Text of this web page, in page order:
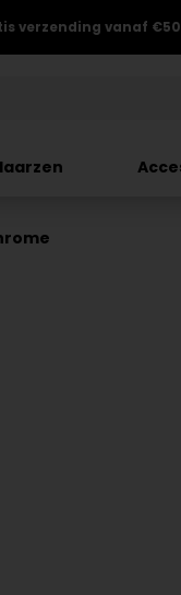
verzending vanaf